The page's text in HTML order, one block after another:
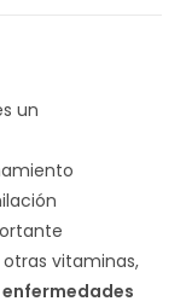
un
vitaminas,
enfermedades